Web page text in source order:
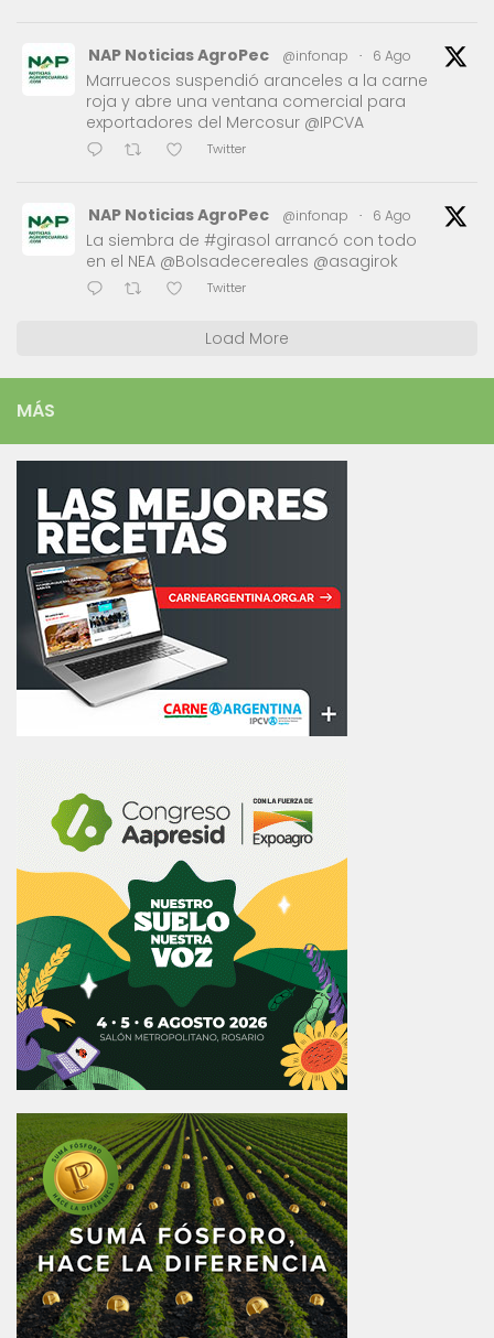
NAP Noticias AgroPec @infonap · 6 Ago
Marruecos suspendió aranceles a la carne
roja y abre una ventana comercial para
exportadores del Mercosur @IPCVA
Twitter
NAP Noticias AgroPec @infonap · 6 Ago
La siembra de #girasol arrancó con todo
en el NEA @Bolsadecereales @asagirok
Twitter
Load More
MÁS